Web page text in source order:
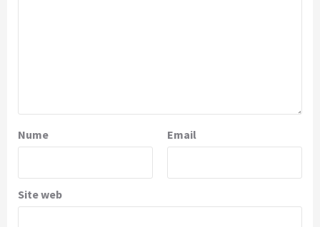
Nume Email
Site web